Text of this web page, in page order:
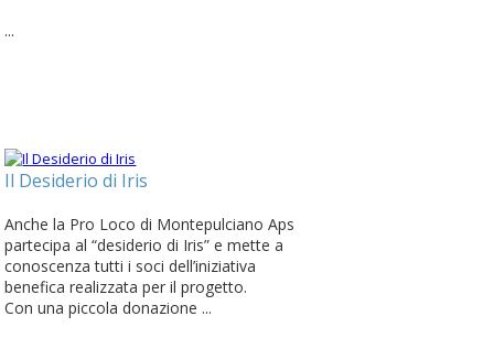
...
Il Desiderio di Iris
Anche la Pro Loco di Montepulciano Aps
partecipa al “desiderio di Iris” e mette a
conoscenza tutti i soci dell’iniziativa
benefica realizzata per il progetto.
Con una piccola donazione ...